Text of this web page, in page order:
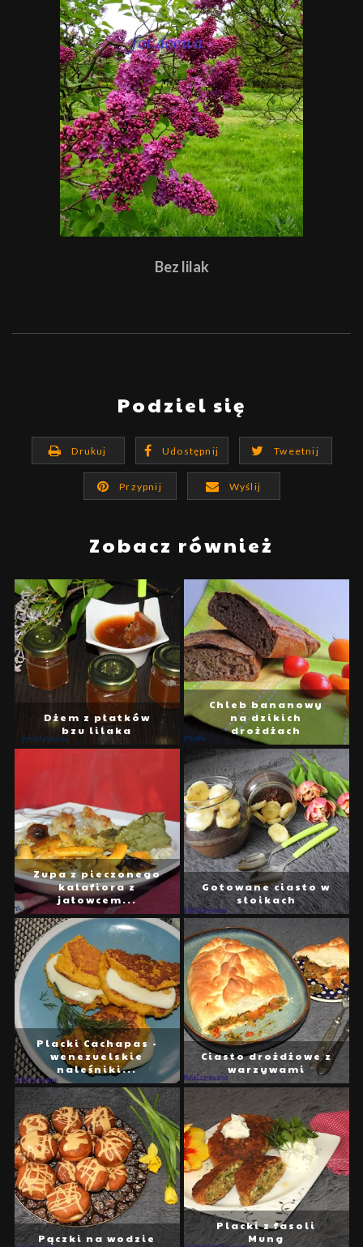
Bez lilak
Podziel się
Drukuj Udostępnij Tweetnij
Przypnij Wyślij
Zobacz również
Dżem z płatków
bzu lilaka
Chleb bananowy
na dzikich
drożdżach
Zupa z pieczonego
kalafiora z
jałowcem...
Gotowane ciasto w
słoikach
Placki Cachapas -
wenezuelskie
naleśniki...
Ciasto drożdżowe z
warzywami
Pączki na wodzie
Placki z fasoli
Mung